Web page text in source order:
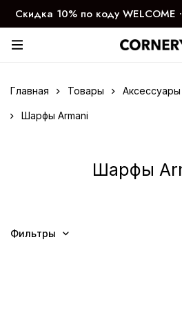
Скидка 10% по коду WELCOME
дня
Главная Товары Аксессуары
Шарфы Armani
Шарфы
Фильтры